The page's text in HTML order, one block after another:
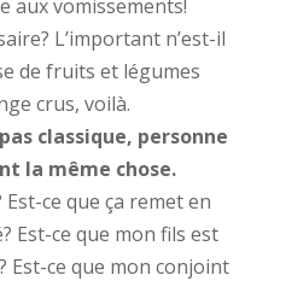
aux vomissements!
L’important n’est-il
de fruits et légumes
crus, voilà.
classique, personne
la même chose.
Est-ce que ça remet en
Est-ce que mon fils est
Est-ce que mon conjoint